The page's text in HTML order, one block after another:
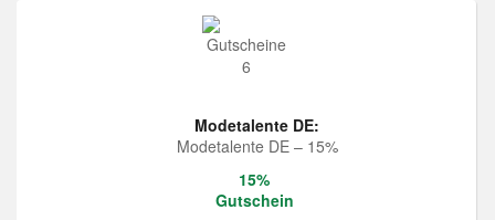
Modetalente DE:
Modetalente DE – 15%
15%
Gutschein